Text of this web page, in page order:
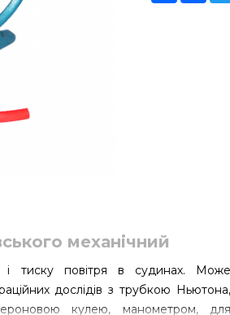
механічний
і тиску повітря в судинах. Може
дослідів з трубкою Ньютона,
кулею, манометром, для